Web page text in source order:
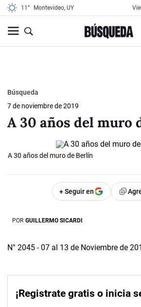
11° Montevideo, UY
Búsqueda
7 de noviembre de 2019
A 30 años del muro
A 30 años del muro de Berlín
+ Seguir en
POR GUILLERMO SICARDI
N° 2045 - 07 al 13 de Noviembre de
¡Registrate gratis o inicia